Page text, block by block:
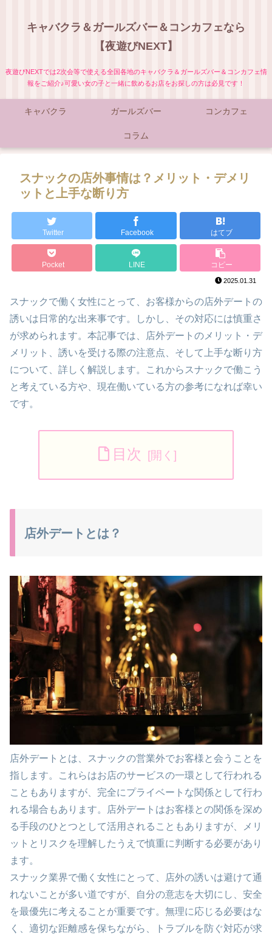
キャバクラ＆ガールズバー＆コンカフェなら
【夜遊びNEXT】
夜遊びNEXTでは2次会等で使える全国各地のキャバクラ＆ガールズバー＆コンカフェ情
報をご紹介♪可愛い女の子と一緒に飲めるお店をお探しの方は必見です！
キャバクラ ガールズバー コンカフェ
コラム
スナックの店外事情は？メリット・デメリ
ットと上手な断り方
Twitter Facebook はてブ
Pocket LINE コピー
2025.01.31
スナックで働く女性にとって、お客様からの店外デートの
誘いは日常的な出来事です。しかし、その対応には慎重さ
が求められます。本記事では、店外デートのメリット・デ
メリット、誘いを受ける際の注意点、そして上手な断り方
について、詳しく解説します。これからスナックで働こう
と考えている方や、現在働いている方の参考になれば幸い
です。
目次
店外デートとは？
店外デートとは、スナックの営業外でお客様と会うことを
指します。これらはお店のサービスの一環として行われる
こともありますが、完全にプライベートな関係として行わ
れる場合もあります。店外デートはお客様との関係を深め
る手段のひとつとして活用されることもありますが、メリ
ットとリスクを理解したうえで慎重に判断する必要があり
ます。
スナック業界で働く女性にとって、店外の誘いは避けて通
れないことが多い道ですが、自分の意志を大切にし、安全
を最優先に考えることが重要です。無理に応じる必要はな
く、適切な距離感を保ちながら、トラブルを防ぐ対応が求